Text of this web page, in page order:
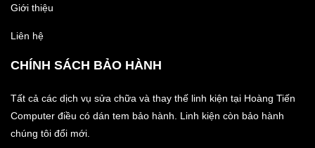
Giới thiệu
Liên hệ
CHÍNH SÁCH BẢO HÀNH
Tất cả các dịch vụ sửa chữa và thay thế linh kiện tại Hoàng Tiến
Computer điều có dán tem bảo hành. Linh kiện còn bảo hành
chúng tôi đổi mới.